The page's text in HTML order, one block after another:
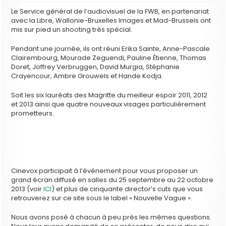
Le Service général de l’audiovisuel de la FWB, en partenariat
avec la Libre, Wallonie-Bruxelles Images et Mad-Brussels ont
mis sur pied un shooting très spécial.
Pendant une journée, ils ont réuni Erika Sainte, Anne-Pascale
Clairembourg, Mourade Zeguendi, Pauline Étienne, Thomas
Doret, Joffrey Verbruggen, David Murgia, Stéphanie
Crayencour, Ambre Grouwels et Hande Kodja.
Soit les six lauréats des Magritte du meilleur espoir 2011, 2012
et 2013 ainsi que quatre nouveaux visages particulièrement
prometteurs.
Cinevox participait à l’événement pour vous proposer un
grand écran diffusé en salles du 25 septembre au 22 octobre
2013 (voirICI) et plus de cinquante director’s cuts que vous
retrouverez sur ce site sous le label « Nouvelle Vague ».
Nous avons posé à chacun à peu près les mêmes questions.